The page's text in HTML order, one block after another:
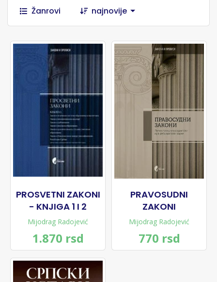
Žanrovi najnovije
PROSVETNI ZAKONI
- KNJIGA 1 I 2
Mijodrag Radojević
1.870 rsd
PRAVOSUDNI
ZAKONI
Mijodrag Radojević
770 rsd